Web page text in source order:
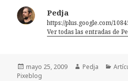
Pedja
https://plus.google.com/
Ver todas las entradas de
Publicado
el
mayo 25, 2009 Autor
Pedja
Pixeblog